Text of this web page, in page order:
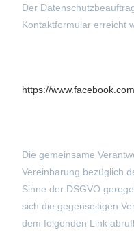
Der
Kontaktformular erreicht
https://
Die gemeinsame
Vereinbarung bezüglich
Sinne der DSGVO
sich die gegenseitigen
dem folgenden Link